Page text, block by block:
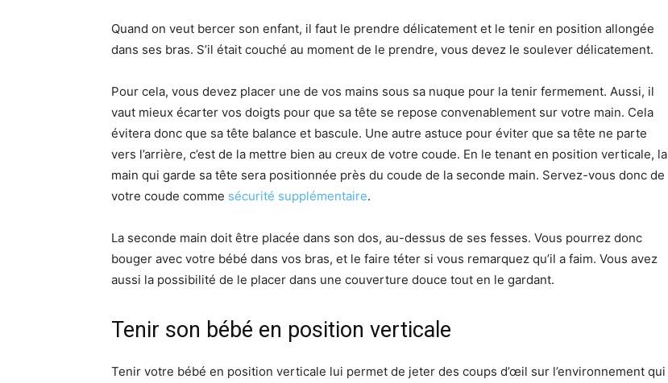
Quand on veut bercer son enfant, il faut le prendre délicatement et le tenir en position allongée
dans ses bras. S’il était couché au moment de le prendre, vous devez le soulever délicatement.
Pour cela, vous devez placer une de vos mains sous sa nuque pour la tenir fermement. Aussi, il
vaut mieux écarter vos doigts pour que sa tête se repose convenablement sur votre main. Cela
évitera donc que sa tête balance et bascule. Une autre astuce pour éviter que sa tête ne parte
vers l’arrière, c’est de la mettre bien au creux de votre coude. En le tenant en position verticale, la
main qui garde sa tête sera positionnée près du coude de la seconde main. Servez-vous donc de
votre coude comme sécurité supplémentaire.
La seconde main doit être placée dans son dos, au-dessus de ses fesses. Vous pourrez donc
bouger avec votre bébé dans vos bras, et le faire téter si vous remarquez qu’il a faim. Vous avez
aussi la possibilité de le placer dans une couverture douce tout en le gardant.
Tenir son bébé en position verticale
Tenir votre bébé en position verticale lui permet de jeter des coups d’œil sur l’environnement qui